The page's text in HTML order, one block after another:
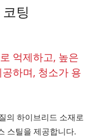
팅
억제하고, 높은
하며, 청소가 용
의 하이브리드 소재로
스틸을 제공합니다.